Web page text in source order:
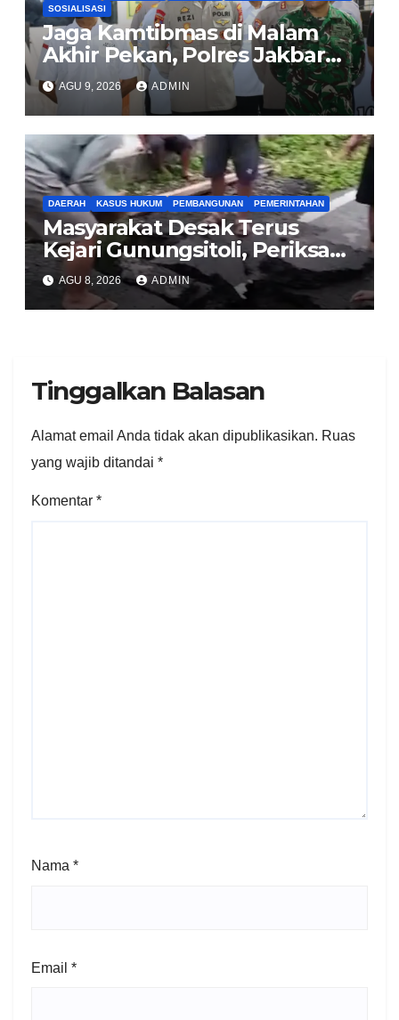
SOSIALISASI
Jaga Kamtibmas di Malam
Akhir Pekan, Polres Jakbar
Gelar KRYD Bersama Tiga
Pilar
AGU 9, 2026 ADMIN
DAERAH KASUS HUKUM PEMBANGUNAN PEMERINTAHAN
Masyarakat Desak Terus
Kejari Gunungsitoli, Periksa
dan Usut Tuntas Dugaan
Korupsi Proyek Jalan
Sirombu-Afulu (MYC) Senilai
AGU 8, 2026 ADMIN
Tinggalkan Balasan
Alamat email Anda tidak akan dipublikasikan. Ruas
yang wajib ditandai *
Komentar *
Nama *
Email *